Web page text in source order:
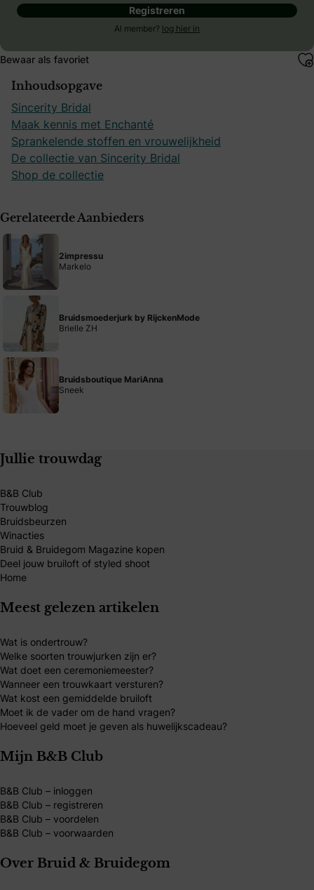
Registreren
Al member? log hier in
Bewaar als favoriet
Inhoudsopgave
Sincerity Bridal
Maak kennis met Enchanté
Sprankelende stoffen en vrouwelijkheid
De collectie van Sincerity Bridal
Shop de collectie
Gerelateerde Aanbieders
2impressu
Markelo
Bruidsmoederjurk by RijckenMode
Brielle ZH
Bruidsboutique MariAnna
Sneek
Jullie trouwdag
B&B Club
Trouwblog
Bruidsbeurzen
Winacties
Bruid & Bruidegom Magazine kopen
Deel jouw bruiloft of styled shoot
Home
Meest gelezen artikelen
Wat is ondertrouw?
Welke soorten trouwjurken zijn er?
Wat doet een ceremoniemeester?
Wanneer een trouwkaart versturen?
Wat kost een gemiddelde bruiloft
Moet ik de vader om de hand vragen?
Hoeveel geld moet je geven als huwelijkscadeau?
Mijn B&B Club
B&B Club – inloggen
B&B Club – registreren
B&B Club – voordelen
B&B Club – voorwaarden
Over Bruid & Bruidegom